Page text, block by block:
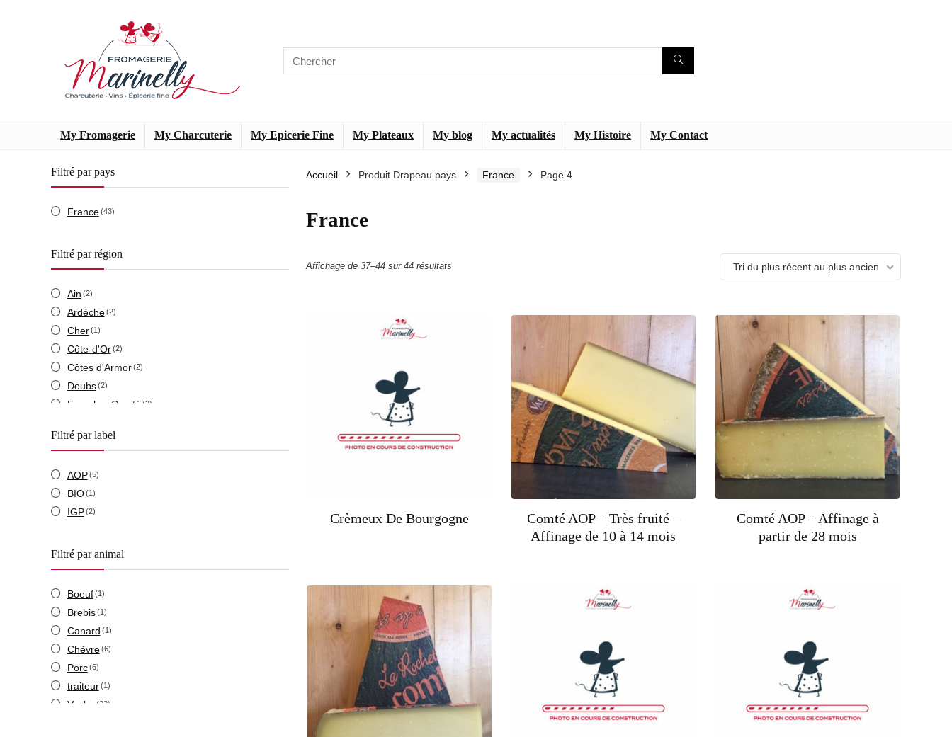
My Fromagerie My Charcuterie My Epicerie Fine My Plateaux My blog My actualités My Histoire My Contact
Filtré par pays
France(43)
Filtré par région
Ain (2)
Ardèche(2)
Cher(1)
Côte-d'Or(2)
Côtes d'Armor(2)
Doubs(2)
Franche -Comté (2)
Saône-et-Loire
Stalaven
Filtré par label
AOP(5)
BIO(1)
IGP(2)
Filtré par animal
Boeuf(1)
Brebis(1)
Canard (1)
Chèvre(6)
Porc(6)
traiteur(1)
Vache (22)
Accueil Produit Drapeau pays France Page 4
France
Affichage de 37–44 sur 44 résultats Tri du plus récent au plus ancien
Crèmeux De Bourgogne
Comté AOP – Très fruité –
Affinage de 10 à 14 mois
Comté AOP – Affinage à
partir de 28 mois